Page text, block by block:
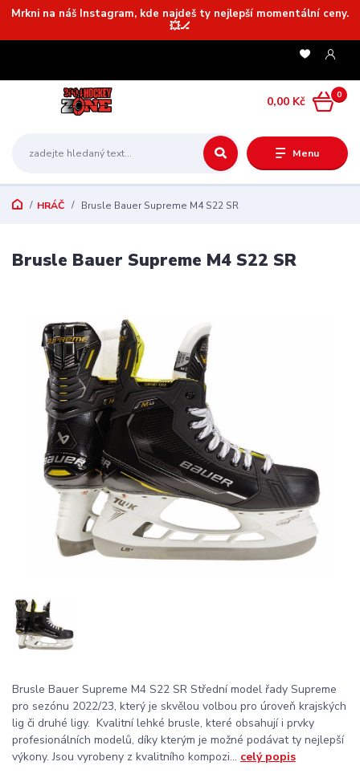
Mrkni na náš Instagram, kde najdeš ty nejlepší momentální ceny.
💥🏒
Menu
0
0,00 Kč
HRÁČ Brusle Bauer Supreme M4 S22 SR
Brusle Bauer Supreme M4 S22 SR
Brusle Bauer Supreme M4 S22 SR Střední model řady Supreme
pro sezónu 2022/23, který je skvělou volbou pro úroveň krajských
lig či druhé ligy. Kvalitní lehké brusle, které obsahují i prvky
profesionálních modelů, díky kterým je možné podávat ty nejlepší
výkony. Jsou vyrobeny z kvalitního kompozi... celý popis